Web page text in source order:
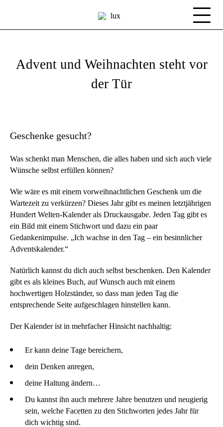
Advent und Weihnachten steht vor
der Tür
Geschenke gesucht?
Was schenkt man Menschen, die alles haben und sich auch viele
Wünsche selbst erfüllen können?
Wie wäre es mit einem vorweihnachtlichen Geschenk um die
Wartezeit zu verkürzen? Dieses Jahr gibt es meinen letztjährigen
Hundert Welten-Kalender als Druckausgabe. Jeden Tag gibt es
ein Bild mit einem Stichwort und dazu ein paar
Gedankenimpulse. „Ich wachse in den Tag – ein besinnlicher
Adventskalender.“
Natürlich kannst du dich auch selbst beschenken. Den Kalender
gibt es als kleines Buch, auf Wunsch auch mit einem
hochwertigen Holzständer, so dass man jeden Tag die
entsprechende Seite aufgeschlagen hinstellen kann.
Der Kalender ist in mehrfacher Hinsicht nachhaltig:
Er kann deine Tage bereichern,
dein Denken anregen,
deine Haltung ändern…
Du kannst ihn auch mehrere Jahre benutzen und neugierig
sein, welche Facetten zu den Stichworten jedes Jahr für
dich wichtig sind.